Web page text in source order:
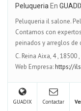
Peluqueria En
Peluqueria il salone.
Contamos con
peinados y arreglos de
C. Reina Aixa, 4,18500,
Web Empresa:https://
GUADIX Contactar